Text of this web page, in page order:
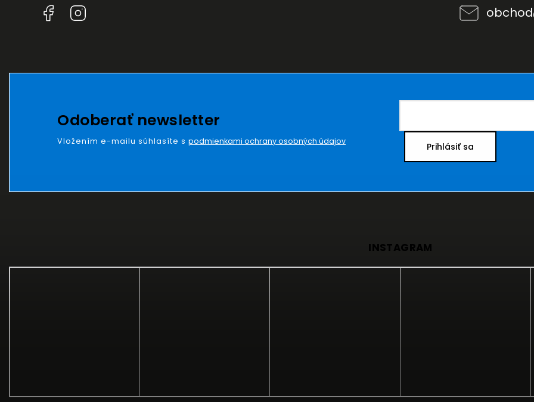
Facebook obchod
Odoberať newsletter
Vložením e-mailu súhlasíte s podmienkami ochrany osobných údajov Prihlásiť sa
INSTAGRAM